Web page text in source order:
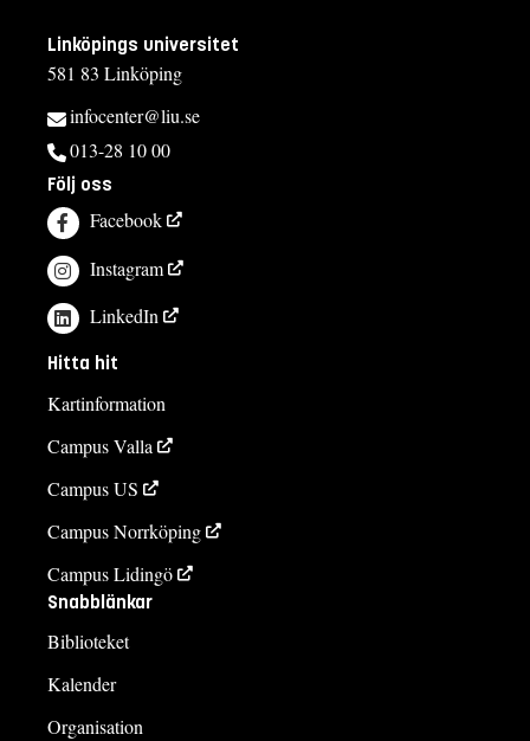
Linköpings universitet
581 83 Linköping
infocenter@liu.se
013-28 10 00
Följ oss
Facebook
Instagram
LinkedIn
Hitta hit
Kartinformation
Campus Valla
Campus US
Campus Norrköping
Campus Lidingö
Snabblänkar
Biblioteket
Kalender
Organisation